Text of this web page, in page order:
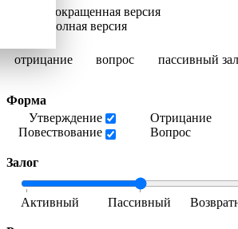
Сокращенная версия
Полная версия
отрицание вопрос пассивный
Форма
Утверждение
Повествование
Отрицание
Вопрос
Залог